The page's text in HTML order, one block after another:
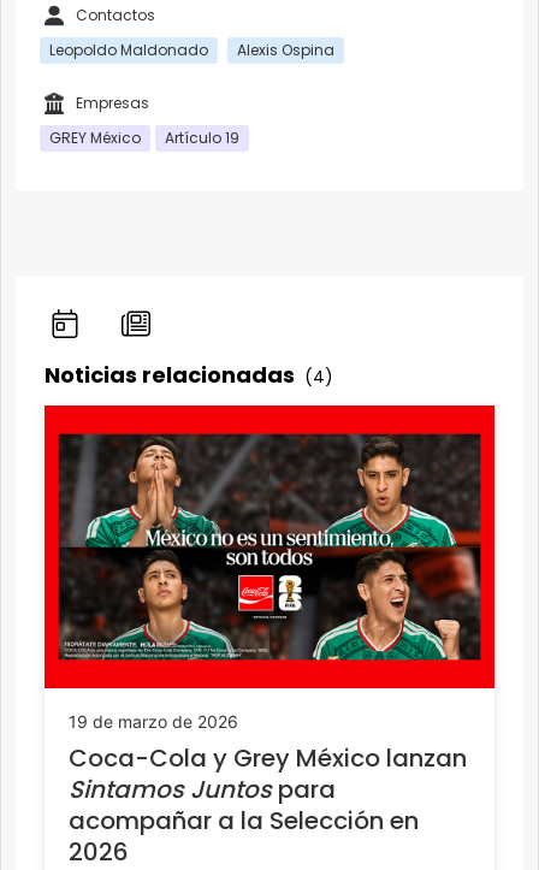
Contactos
Leopoldo Maldonado
Alexis Ospina
Empresas
GREY México
Artículo 19
Noticias relacionadas (4)
19 de marzo de 2026
Coca-Cola y Grey México lanzan
Sintamos Juntospara
acompañar a la Selección en
2026